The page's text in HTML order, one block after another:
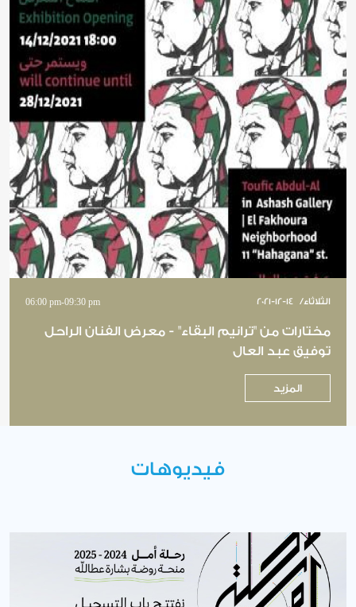
2021-12-14 الثلاثاء/
06:00 pm-09:30 pm
مختارات من "ترانيم البقاء" - معرض الفنان الراحل
توفيق عبد العال
المزيد
فيديوهات